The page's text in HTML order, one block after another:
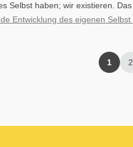
Selbst haben; wir existieren.
Entwicklung des eigenen
1 2